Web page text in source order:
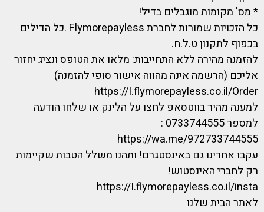
* מס' מקומות מוגבלים בדיל!
כל הזכויות שמורות לחברת Flymorepayless .כל הדילים
בכפוף לתקנון ט.ל.ח.
להזמנה מהירה ללא התחייבות: מלאו את הטופס ונציג יחזור
אליכם (הרשמה אינה מהווה אישור סופי להזמנה)
https://I.flymorepayless.co.il/Order
למענה מהיר בווטסאפ לחצו על הלינק או שלחו הודעה
למספר 0733744555 :
https://wa.me/972733744555
עקבו אחרינו גם באינסטגרם! ותהנו משלל הטבות שקיימות
רק לחברי האינסטוש!
https://I.flymorepayless.co.il/insta
לאתר הבית שלנו